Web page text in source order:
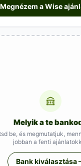
Megnézem a Wise
Melyik a te
be, és megmutatjuk,
jobban a fenti
Bank kiválasztása